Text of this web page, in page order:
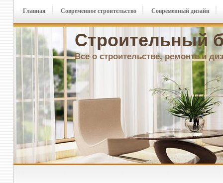
Строительный
Все о строительстве, ремонте и
Главная Современное строительство Современный дизайн